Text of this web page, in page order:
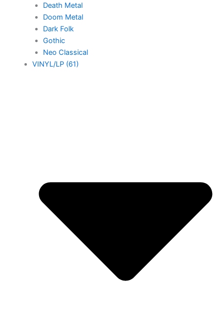
Death Metal
Doom Metal
Dark Folk
Gothic
Neo Classical
VINYL/LP (61)